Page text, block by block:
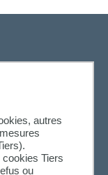
autres
Tiers
ou